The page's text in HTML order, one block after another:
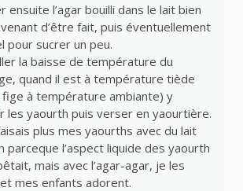
ensuite l’agar bouilli dans le lait bien
d’être fait, puis éventuellement
pour sucrer un peu.
la baisse de température du
quand il est à température tiède
fige à température ambiante) y
les yaourth puis verser en yaourtière.
plus mes yaourths avec du lait
parceque l’aspect liquide des yaourth
mais avec l’agar-agar, je les
mes enfants adorent.